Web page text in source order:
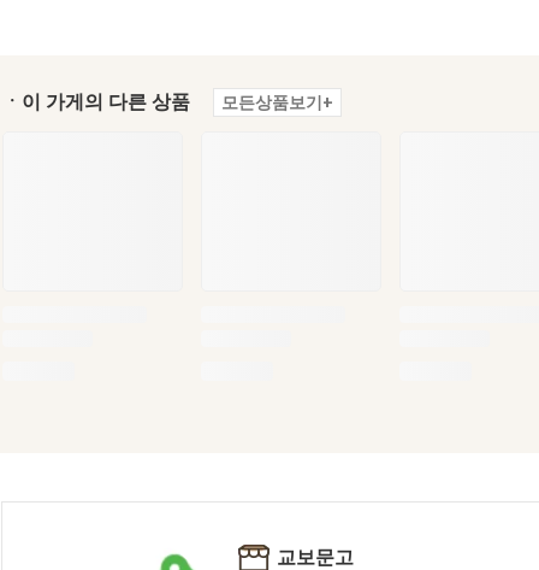
ㆍ이 가게의 다른 상품 모든상품보기+
교보문고